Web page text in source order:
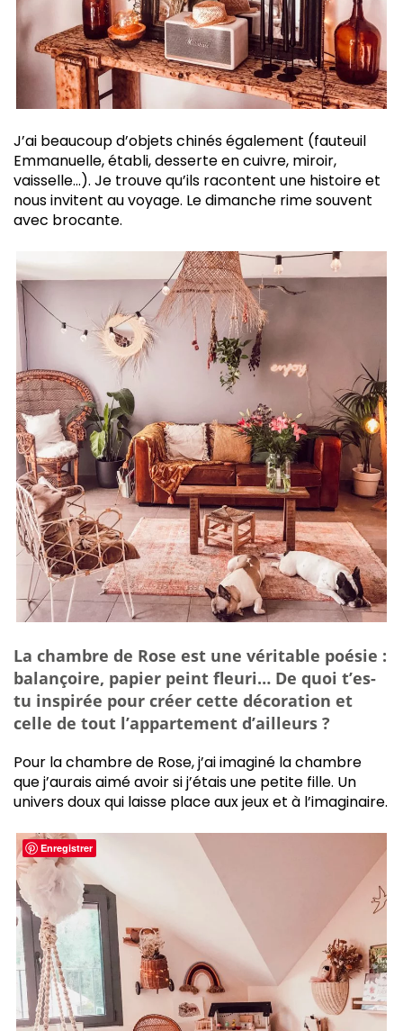
J’ai beaucoup d’objets chinés également (fauteuil
Emmanuelle, établi, desserte en cuivre, miroir,
vaisselle…). Je trouve qu’ils racontent une histoire et
nous invitent au voyage. Le dimanche rime souvent
avec brocante.
La chambre de Rose est une véritable poésie :
balançoire, papier peint fleuri… De quoi t’es-
tu inspirée pour créer cette décoration et
celle de tout l’appartement d’ailleurs ?
Pour la chambre de Rose, j’ai imaginé la chambre
que j’aurais aimé avoir si j’étais une petite fille. Un
univers doux qui laisse place aux jeux et à l’imaginaire.
Enregistrer